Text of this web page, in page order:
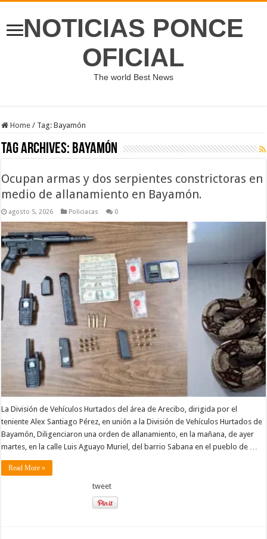
NOTICIAS PONCE
OFICIAL
The world Best News
Home / Tag:Bayamón
Tag Archives: Bayamón
Ocupan armas y dos serpientes constrictoras en
medio de allanamiento en Bayamón.
agosto 5, 2026 Policiacas 0
La División de Vehículos Hurtados del área de Arecibo, dirigida por el
teniente Alex Santiago Pérez, en unión a la División de Vehículos Hurtados de
Bayamón, Diligenciaron una orden de allanamiento, en la mañana, de ayer
martes, en la calle Luis Aguayo Muriel, del barrio Sabana en el pueblo de …
Read More »
tweet